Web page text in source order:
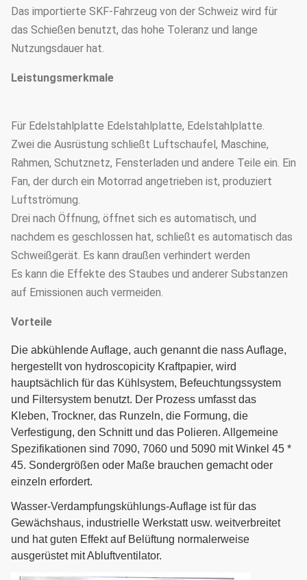
Das importierte SKF-Fahrzeug von der Schweiz wird für
das Schießen benutzt, das hohe Toleranz und lange
Nutzungsdauer hat.
Leistungsmerkmale
Für Edelstahlplatte Edelstahlplatte, Edelstahlplatte.
Zwei die Ausrüstung schließt Luftschaufel, Maschine,
Rahmen, Schutznetz, Fensterladen und andere Teile ein. Ein
Fan, der durch ein Motorrad angetrieben ist, produziert
Luftströmung.
Drei nach Öffnung, öffnet sich es automatisch, und
nachdem es geschlossen hat, schließt es automatisch das
Schweißgerät. Es kann draußen verhindert werden
Es kann die Effekte des Staubes und anderer Substanzen
auf Emissionen auch vermeiden.
Vorteile
Die abkühlende Auflage, auch genannt die nass Auflage,
hergestellt von hydroscopicity Kraftpapier, wird
hauptsächlich für das Kühlsystem, Befeuchtungssystem
und Filtersystem benutzt. Der Prozess umfasst das
Kleben, Trockner, das Runzeln, die Formung, die
Verfestigung, den Schnitt und das Polieren. Allgemeine
Spezifikationen sind 7090, 7060 und 5090 mit Winkel 45 *
45. Sondergrößen oder Maße brauchen gemacht oder
einzeln erfordert.
Wasser-Verdampfungskühlungs-Auflage ist für das
Gewächshaus, industrielle Werkstatt usw. weitverbreitet
und hat guten Effekt auf Belüftung normalerweise
ausgerüstet mit Abluftventilator.